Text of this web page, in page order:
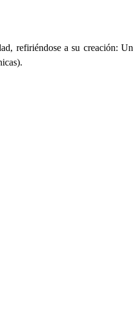
refiriéndose a su creación: Un